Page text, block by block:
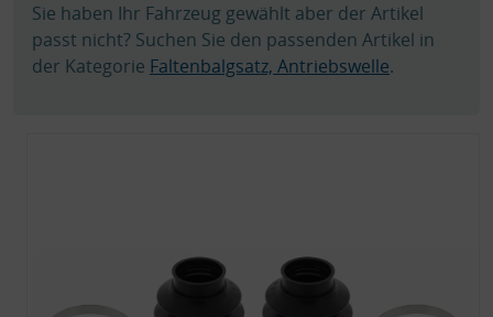
Sie haben Ihr Fahrzeug gewählt aber der Artikel
passt nicht? Suchen Sie den passenden Artikel in
der Kategorie Faltenbalgsatz, Antriebswelle.